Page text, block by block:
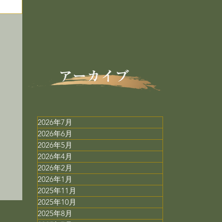
2026年7月
2026年6月
2026年5月
2026年4月
2026年2月
2026年1月
2025年11月
2025年10月
2025年8月